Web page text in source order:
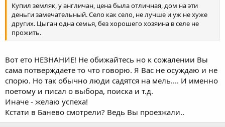
Купил земляк, у англичан, цена была отличная, дом на эти
деньги замечательный. Село как село, не лучше и уж не хуже
других. Цыган одна семья, без хорошего хозяина в селе не
прожить.
Вот ето НЕЗНАНИЕ! Не обижайтесь но к сожалении Вы
сама потверждаете то что говорю. Я Вас не осуждаю и не
спорю. Но так обычно люди садятся на мель.... И именно
поетому и писал о выбора, поиска и т.д.
Иначе - желаю успеха!
Кстати в Банево смотрели? Ведь Вы проезжали..